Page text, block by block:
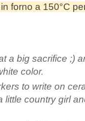
forno a 150°C
a big sacrifice ;)
color.
to write on
little country girl